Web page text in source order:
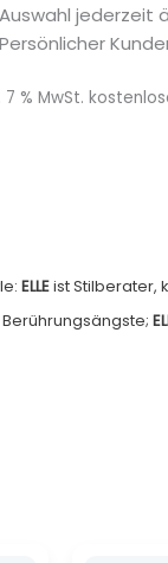
Auswahl jederzeit
Persönlicher
7 % MwSt.
ELLEist Stilberater,